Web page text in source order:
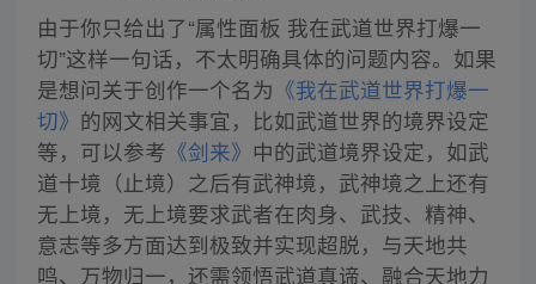
由于你只给出了“属性面板 我在武道世界打爆一
切”这样一句话，不太明确具体的问题内容。如果
是想问关于创作一个名为 《我在武道世界打爆一
切》 的网文相关事宜，比如武道世界的境界设定
等，可以参考 《剑来》 中的武道境界设定，如武
道十境（止境）之后有武神境，武神境之上还有
无上境，无上境要求武者在肉身、武技、精神、
意志等多方面达到极致并实现超脱，与天地共
鸣、万物归一，还需领悟武道真谛、融合天地力